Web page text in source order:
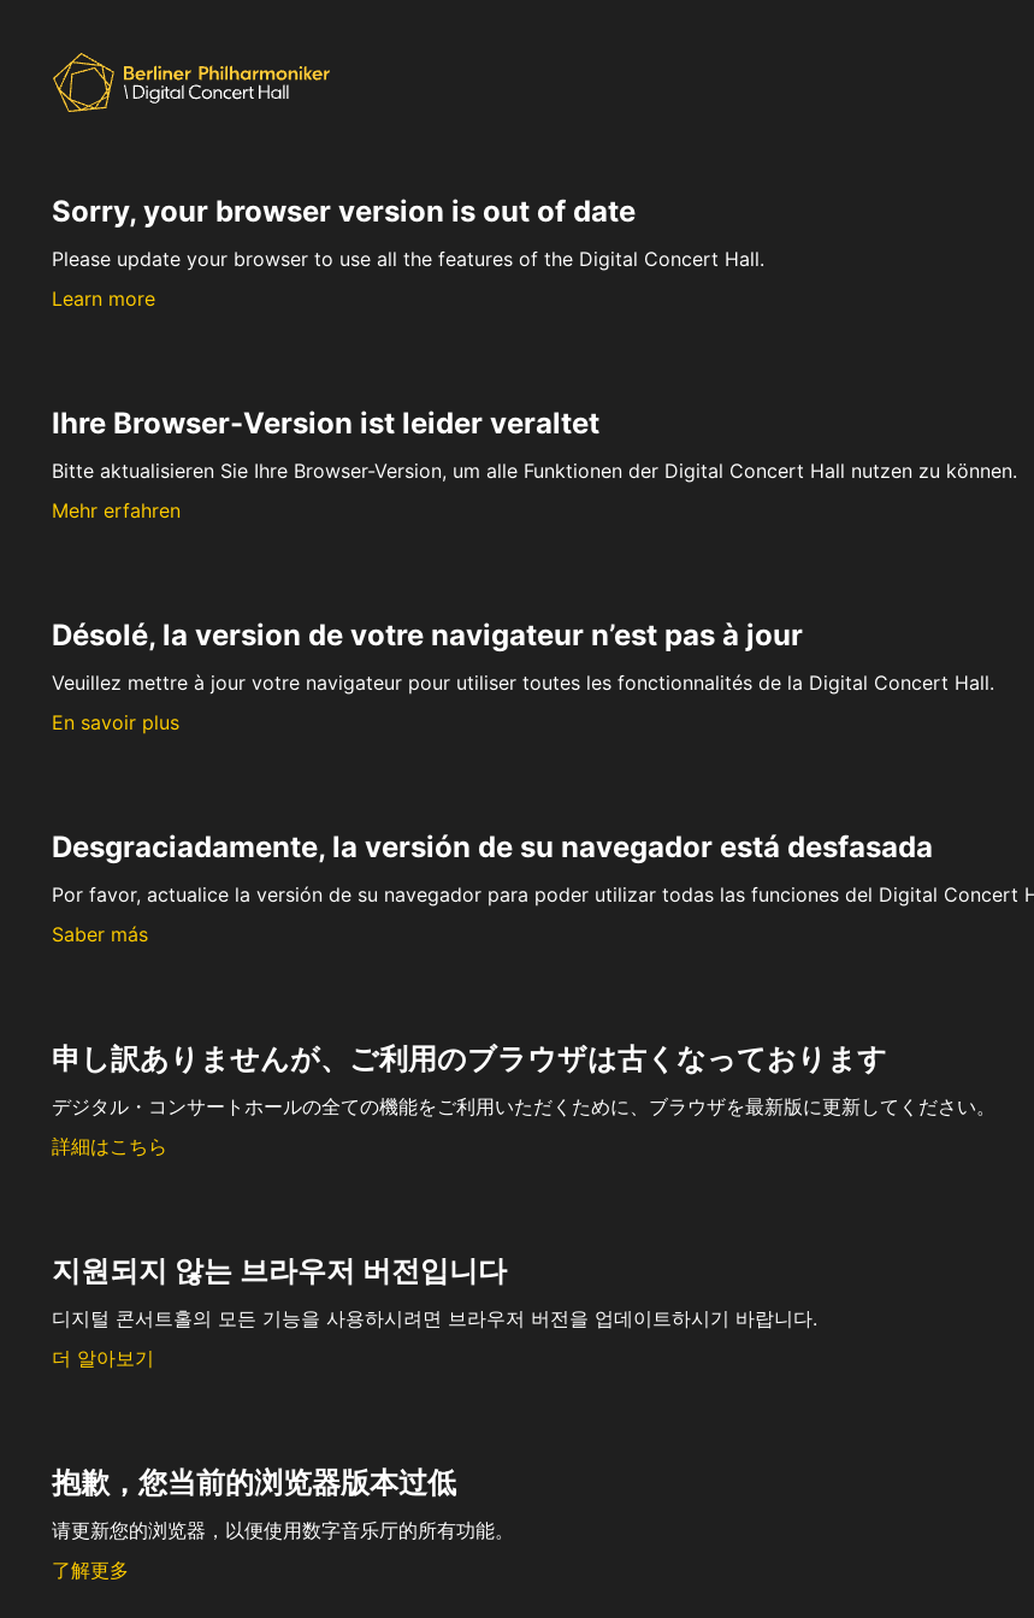
Sorry, your browser version is out of date
Please update your browser to use all the features of the Digital Concert Hall.
Learn more
Ihre Browser-Version ist leider veraltet
Bitte aktualisieren Sie Ihre Browser-Version, um alle Funktionen der Digital Concert Hall nutzen zu können.
Mehr erfahren
Désolé, la version de votre navigateur n’est pas à jour
Veuillez mettre à jour votre navigateur pour utiliser toutes les fonctionnalités de la Digital Concert Hall.
En savoir plus
Desgraciadamente, la versión de su navegador está desfasada
Por favor, actualice la versión de su navegador para poder utilizar todas las funciones del Digital Concert
Saber más
申し訳ありませんが、ご利用のブラウザは古くなっております
デジタル・コンサートホールの全ての機能をご利用いただくために、ブラウザを最新版に更新してください。
詳細はこちら
지원되지 않는 브라우저 버전입니다
디지털 콘서트홀의 모든 기능을 사용하시려면 브라우저 버전을 업데이트하시기 바랍니다.
더 알아보기
抱歉，您当前的浏览器版本过低
请更新您的浏览器，以便使用数字音乐厅的所有功能。
了解更多